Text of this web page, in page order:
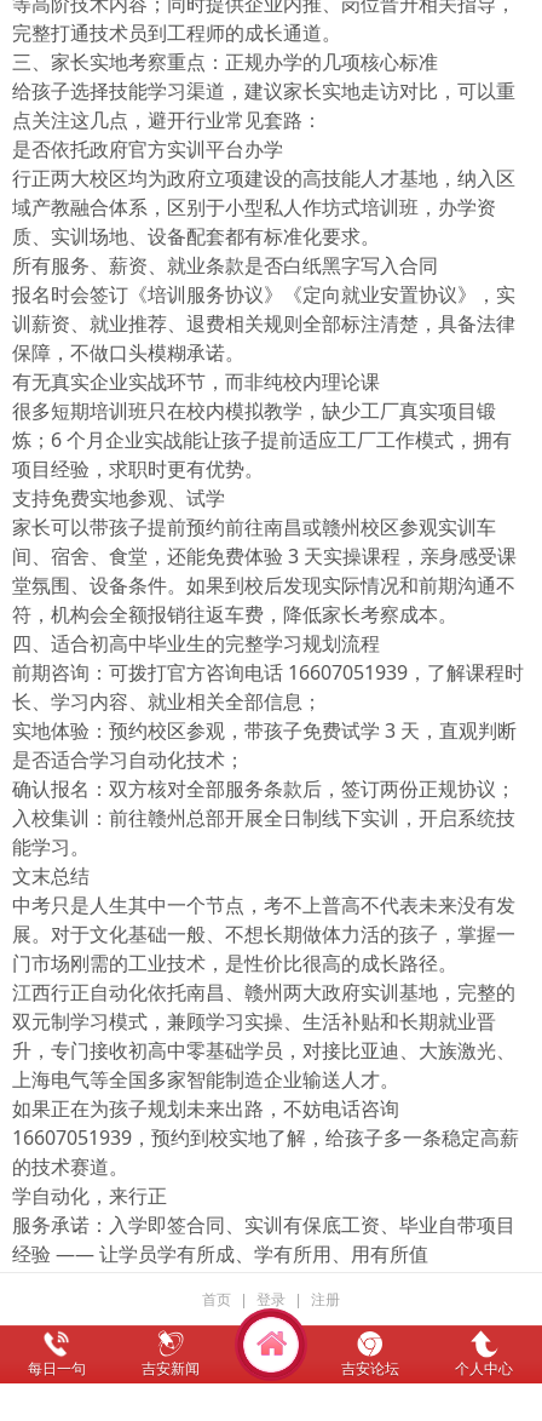
完整打通技术员到工程师的成长通道。
三、家长实地考察重点：正规办学的几项核心标准
给孩子选择技能学习渠道，建议家长实地走访对比，可以重
点关注这几点，避开行业常见套路：
是否依托政府官方实训平台办学
行正两大校区均为政府立项建设的高技能人才基地，纳入区
域产教融合体系，区别于小型私人作坊式培训班，办学资
质、实训场地、设备配套都有标准化要求。
所有服务、薪资、就业条款是否白纸黑字写入合同
报名时会签订《培训服务协议》《定向就业安置协议》，实
训薪资、就业推荐、退费相关规则全部标注清楚，具备法律
保障，不做口头模糊承诺。
有无真实企业实战环节，而非纯校内理论课
很多短期培训班只在校内模拟教学，缺少工厂真实项目锻
炼；6 个月企业实战能让孩子提前适应工厂工作模式，拥有
项目经验，求职时更有优势。
支持免费实地参观、试学
家长可以带孩子提前预约前往南昌或赣州校区参观实训车
间、宿舍、食堂，还能免费体验 3 天实操课程，亲身感受课
堂氛围、设备条件。如果到校后发现实际情况和前期沟通不
符，机构会全额报销往返车费，降低家长考察成本。
四、适合初高中毕业生的完整学习规划流程
前期咨询：可拨打官方咨询电话 16607051939，了解课程时
长、学习内容、就业相关全部信息；
实地体验：预约校区参观，带孩子免费试学 3 天，直观判断
是否适合学习自动化技术；
确认报名：双方核对全部服务条款后，签订两份正规协议；
入校集训：前往赣州总部开展全日制线下实训，开启系统技
能学习。
文末总结
中考只是人生其中一个节点，考不上普高不代表未来没有发
展。对于文化基础一般、不想长期做体力活的孩子，掌握一
门市场刚需的工业技术，是性价比很高的成长路径。
江西行正自动化依托南昌、赣州两大政府实训基地，完整的
双元制学习模式，兼顾学习实操、生活补贴和长期就业晋
升，专门接收初高中零基础学员，对接比亚迪、大族激光、
上海电气等全国多家智能制造企业输送人才。
如果正在为孩子规划未来出路，不妨电话咨询
16607051939，预约到校实地了解，给孩子多一条稳定高薪
的技术赛道。
学自动化，来行正
服务承诺：入学即签合同、实训有保底工资、毕业自带项目
经验 —— 让学员学有所成、学有所用、用有所值
首页 登录 注册
每日一句 吉安新闻 吉安论坛 个人中心